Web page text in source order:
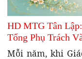
HD MTG Tân
Tổng Phụ Trách
Mỗi năm, khi